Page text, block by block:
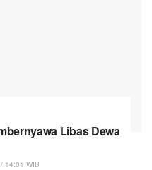
Libas Dewa
14:01 WIB